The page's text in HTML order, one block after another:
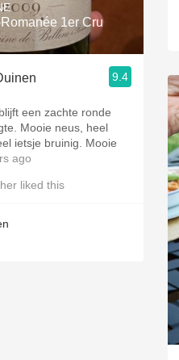
1er Cru
9.4
een zachte ronde
Mooie neus, heel
ietsje bruinig. Mooie
ago
liked this